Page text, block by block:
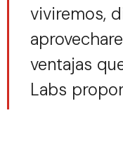
viviremos,
ventajas
Labs